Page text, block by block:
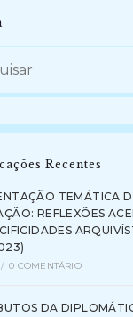
Recentes
TEMÁTICA
REFLEXÕES
/ 0 COMENTÁRIO
DA